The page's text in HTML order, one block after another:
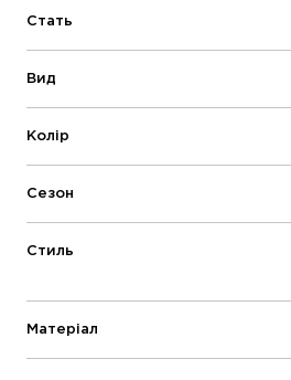
Стать
Вид
Колір
Сезон
Стиль
Матеріал